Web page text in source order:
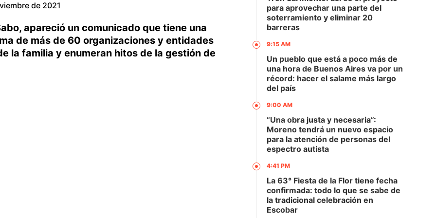
de 2021
apareció un comunicado que tiene una
de más de 60 organizaciones y entidades
la familia y enumeran hitos de la gestión de
para aprovechar una parte del
soterramiento y eliminar 20
barreras
9:15 AM
Un pueblo que está a poco más de
una hora de Buenos Aires va por un
récord: hacer el salame más largo
del país
9:00 AM
“Una obra justa y necesaria”:
Moreno tendrá un nuevo espacio
para la atención de personas del
espectro autista
4:41 PM
La 63° Fiesta de la Flor tiene fecha
confirmada: todo lo que se sabe de
la tradicional celebración en
Escobar